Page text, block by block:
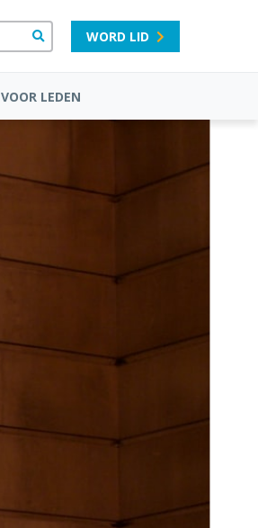
WORD LID
VOOR LEDEN